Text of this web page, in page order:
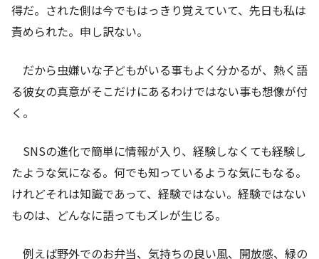
得だ。された側は今でもはっきり覚えていて、先日も私は
責められた。申し訳ない。
だから虫嫌いな子どもがいる事もよく分かるが、熱く語
る彼女の真意がそこだけにあるわけではない事も想像が付
く。
SNSの進化で簡単に情報が入り、経験しなくても経験し
たような気になる。何でも知っているような気にもなる。
けれどそれは知識であって、経験ではない。経験ではない
ものは、どんなに語ってもズレが生じる。
例えば野外でのお弁当、気持ちの良い風、開放感、緑の